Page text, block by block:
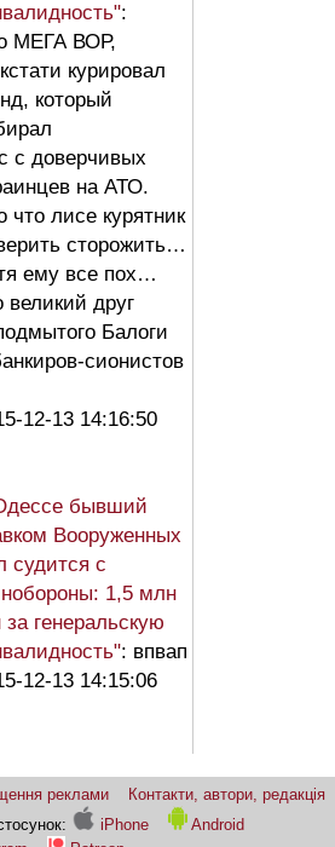
:
МЕГА ВОР,
курировал
который
с доверчивых
на АТО.
что лисе курятник
сторожить…
ему все пох…
великий друг
Балоги
сионистов
12-13 14:16:50
бывший
Вооруженных
судится с
1,5 млн
за генеральскую
: впвап
12-13 14:15:06
реклами
Контакти, автори, редакція
iPhone
Android